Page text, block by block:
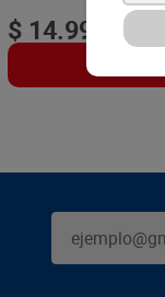
$ 14.990